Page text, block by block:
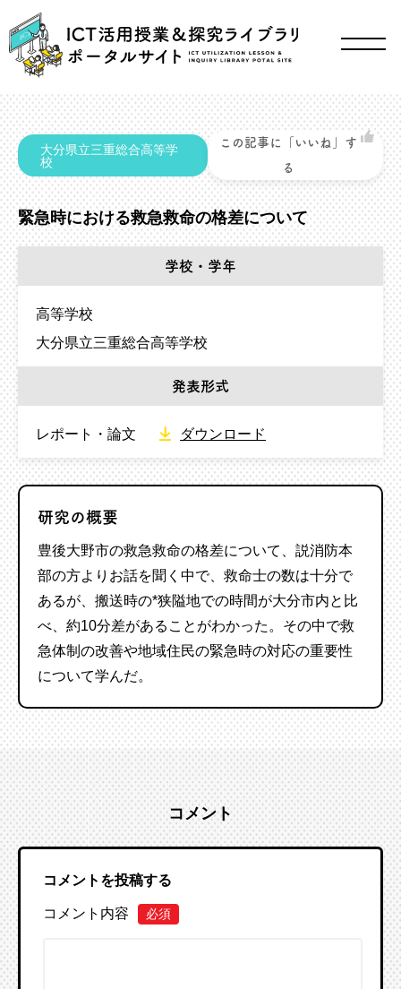
大分県立三重総合高等学
校
この記事に「いいね」す
る
緊急時における救急救命の格差について
学校・学年
高等学校
大分県立三重総合高等学校
発表形式
レポート・論文 ダウンロード
研究の概要
豊後大野市の救急救命の格差について、説消防本
部の方よりお話を聞く中で、救命士の数は十分で
あるが、搬送時の*狭隘地での時間が大分市内と比
べ、約10分差があることがわかった。その中で救
急体制の改善や地域住民の緊急時の対応の重要性
について学んだ。
コメント
コメントを投稿する
コメント内容 必須